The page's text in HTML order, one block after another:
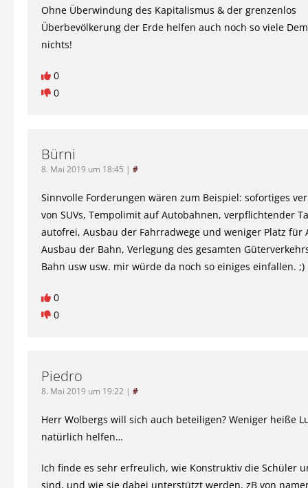
Ohne Überwindung des Kapitalismus & der grenzenlos
Überbevölkerung der Erde helfen auch noch so viele
nichts!
0
0
Bürni
8. Mai 2019 um 18:45 | #
Sinnvolle Forderungen wären zum Beispiel: sofortiges
von SUVs, Tempolimit auf Autobahnen, verpflichtender
autofrei, Ausbau der Fahrradwege und weniger Platz für
Ausbau der Bahn, Verlegung des gesamten
Bahn usw usw. mir würde da noch so einiges einfallen. ;)
0
0
Piedro
8. Mai 2019 um 19:22 | #
Herr Wolbergs will sich auch beteiligen? Weniger heiße
natürlich helfen…
Ich finde es sehr erfreulich, wie Konstruktiv die Schüler
sind, und wie sie dabei unterstützt werden, zB von